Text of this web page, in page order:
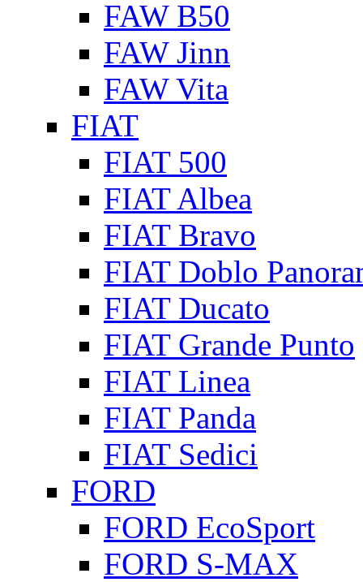
FAW B50
FAW Jinn
FAW Vita
FIAT
FIAT 500
FIAT Albea
FIAT Bravo
FIAT Doblo
FIAT Ducato
FIAT Grande Punto
FIAT Linea
FIAT Panda
FIAT Sedici
FORD
FORD EcoSport
FORD S-MAX